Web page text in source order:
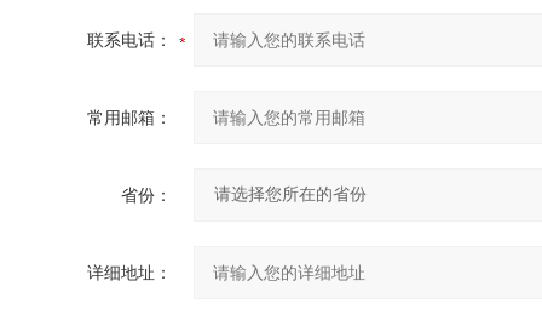
联系电话：
常用邮箱：
省份：
详细地址：